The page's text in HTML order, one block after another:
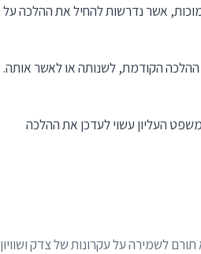
אשר נדרשות להחיל את ההלכה על
ההלכה הקודמת, לשנותה או לאשר אותה.
העליון עשוי לעדכן את ההלכה
לשמירה על עקרונות של צדק ושוויון